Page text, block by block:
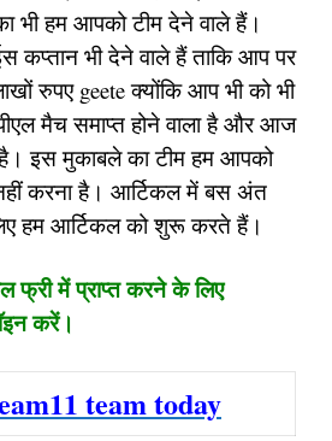
भी हम आपको टीम देने वाले हैं।
कप्तान भी देने वाले हैं ताकि आप पर
रुपए geete क्योंकि आप भी को भी
मैच समाप्त होने वाला है और आज
इस मुकाबले का टीम हम आपको
करना है। आर्टिकल में बस अंत
हम आर्टिकल को शुरू करते हैं।
फ्री में प्राप्त करने के लिए
करें।
team today